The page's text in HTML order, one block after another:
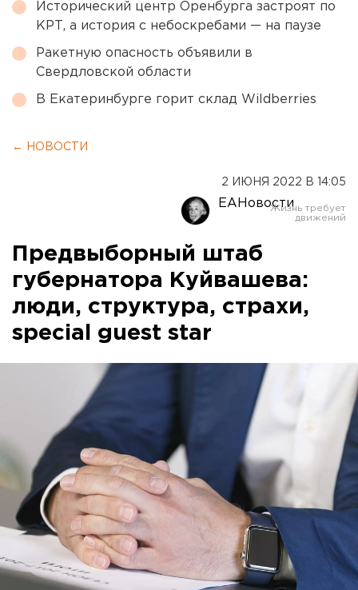
Исторический центр Оренбурга застроят по
КРТ, а история с небоскребами — на паузе
Ракетную опасность объявили в
Свердловской области
В Екатеринбурге горит склад Wildberries
← НОВОСТИ
2 ИЮНЯ 2022 В 14:05
ЕАНовости
Предвыборный штаб
губернатора Куйвашева:
люди, структура, страхи,
special guest star